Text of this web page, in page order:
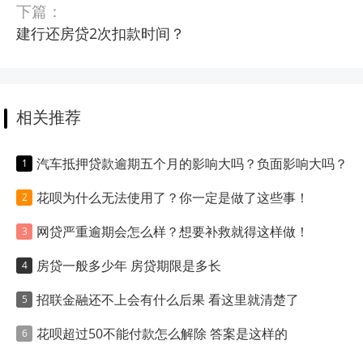
下篇：
建行还房贷2次扣款时间？
相关推荐
汽车抵押贷款逾期五个月的影响大吗？负面影响大吗？
花呗为什么无法使用了？你一定是做了这些事！
网贷严重逾期会怎么样？想要补救就得这样做！
房贷一般多少年 房贷期限是多长
招联金融还不上会有什么后果 看这里就清楚了
花呗超过50不能付款怎么解除 答案是这样的